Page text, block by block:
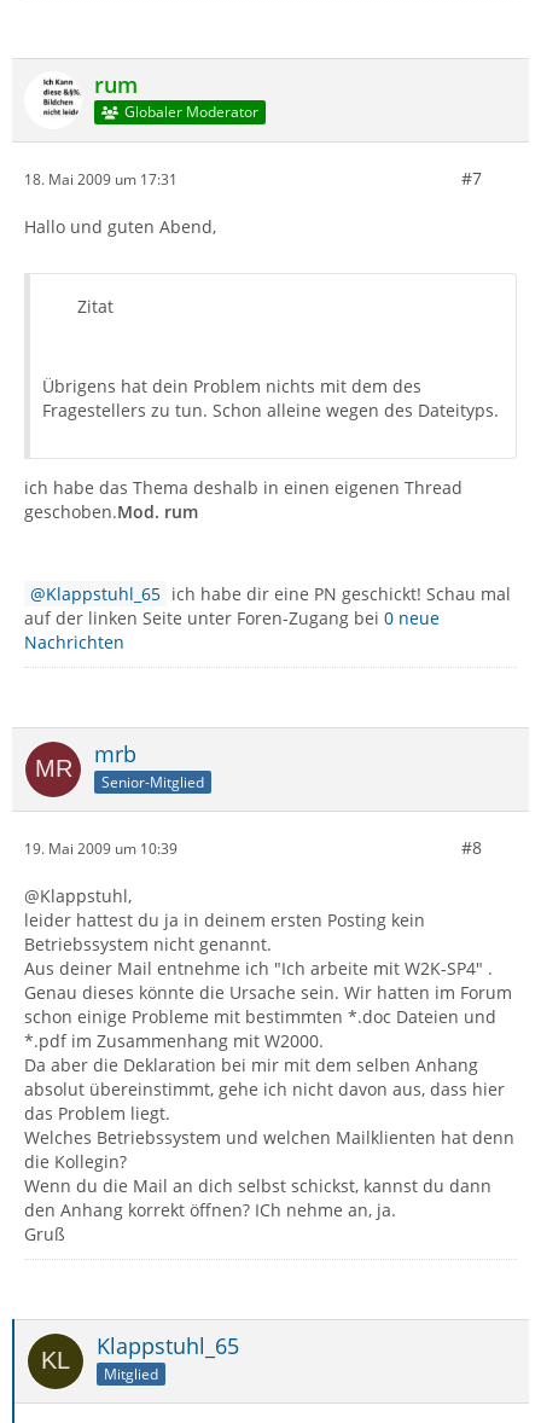
rum
Globaler Moderator
18. Mai 2009 um 17:31 #7
Hallo und guten Abend,
Zitat
Übrigens hat dein Problem nichts mit dem des
Fragestellers zu tun. Schon alleine wegen des Dateityps.
ich habe das Thema deshalb in einen eigenen Thread
geschoben.Mod. rum
Klappstuhl_65 ich habe dir eine PN geschickt! Schau mal
auf der linken Seite unter Foren-Zugang bei 0 neue
Nachrichten
mrb
Senior-Mitglied
19. Mai 2009 um 10:39 #8
@Klappstuhl,
leider hattest du ja in deinem ersten Posting kein
Betriebssystem nicht genannt.
Aus deiner Mail entnehme ich "Ich arbeite mit W2K-SP4" .
Genau dieses könnte die Ursache sein. Wir hatten im Forum
schon einige Probleme mit bestimmten *.doc Dateien und
*.pdf im Zusammenhang mit W2000.
Da aber die Deklaration bei mir mit dem selben Anhang
absolut übereinstimmt, gehe ich nicht davon aus, dass hier
das Problem liegt.
Welches Betriebssystem und welchen Mailklienten hat denn
die Kollegin?
Wenn du die Mail an dich selbst schickst, kannst du dann
den Anhang korrekt öffnen? ICh nehme an, ja.
Gruß
Klappstuhl_65
Mitglied